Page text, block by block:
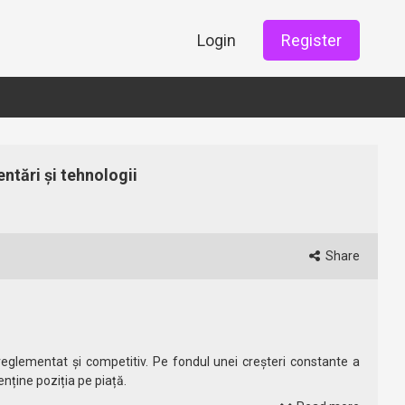
Login Register
și tehnologii
Share
și competitiv. Pe fondul unei creșteri constante a
poziția pe piață.